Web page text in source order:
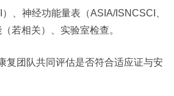
、神经功能量表（ASIA/ISNCSCI、
若相关）、实验室检查。
复团队共同评估是否符合适应证与安